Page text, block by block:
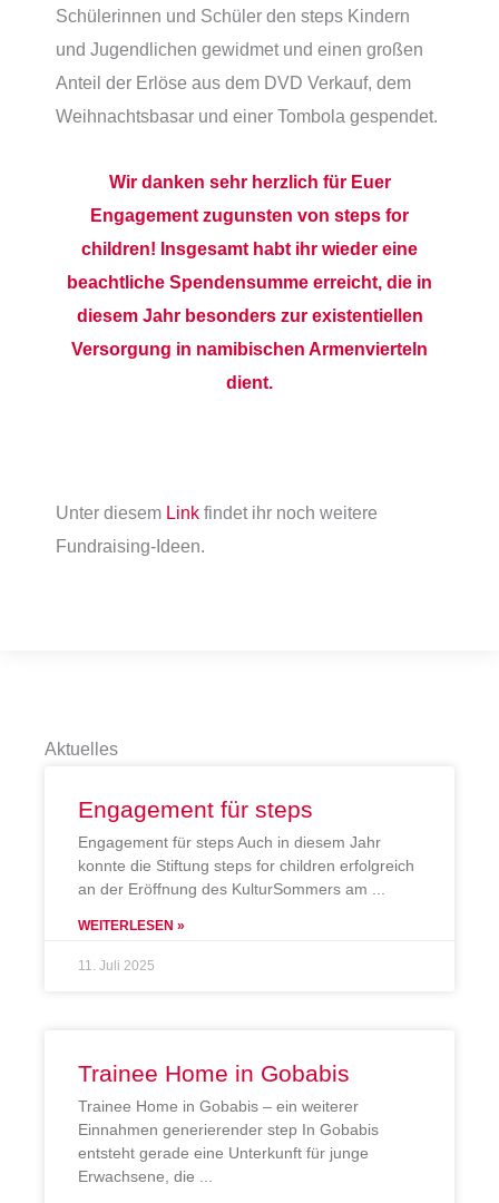
Schülerinnen und Schüler den steps Kindern
und Jugendlichen gewidmet und einen großen
Anteil der Erlöse aus dem DVD Verkauf, dem
Weihnachtsbasar und einer Tombola gespendet.
Wir danken sehr herzlich für Euer
Engagement zugunsten von steps for
children! Insgesamt habt ihr wieder eine
beachtliche Spendensumme erreicht, die in
diesem Jahr besonders zur existentiellen
Versorgung in namibischen Armenvierteln
dient.
Unter diesem Link findet ihr noch weitere
Fundraising-Ideen.
Aktuelles
Engagement für steps
Engagement für steps Auch in diesem Jahr
konnte die Stiftung steps for children erfolgreich
an der Eröffnung des KulturSommers am
WEITERLESEN »
11. Juli 2025
Trainee Home in Gobabis
Trainee Home in Gobabis – ein weiterer
Einnahmen generierender step In Gobabis
entsteht gerade eine Unterkunft für junge
Erwachsene, die